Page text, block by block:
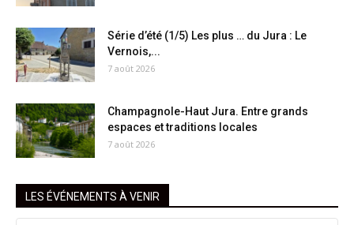
Série d’été (1/5) Les plus … du Jura : Le
Vernois,...
7 août 2026
Champagnole-Haut Jura. Entre grands
espaces et traditions locales
7 août 2026
LES ÉVÉNEMENTS À VENIR